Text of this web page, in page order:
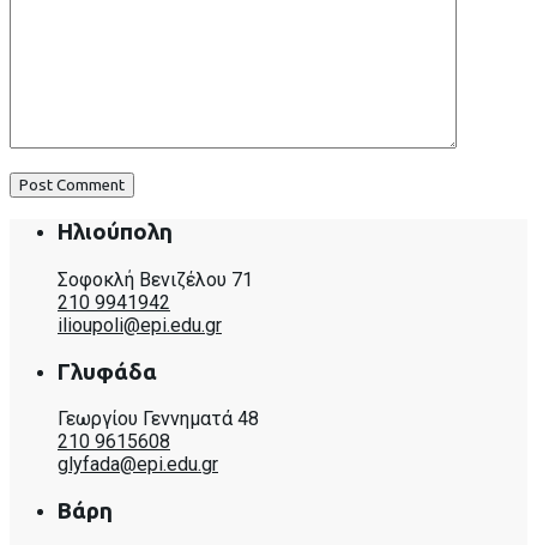
Post Comment
Ηλιούπολη
Σοφοκλή Βενιζέλου 71
210 9941942
ilioupoli@epi.edu.gr
Γλυφάδα
Γεωργίου Γεννηματά 48
210 9615608
glyfada@epi.edu.gr
Βάρη